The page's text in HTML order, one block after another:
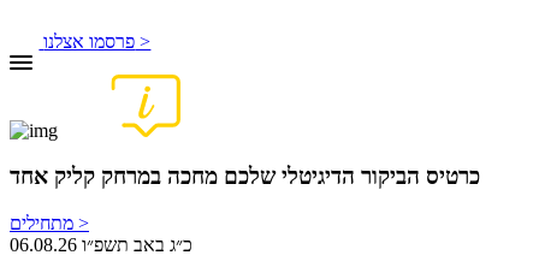
פרסמו אצלנו >
כרטיס הביקור הדיגיטלי שלכם מחכה במרחק קליק אחד
מתחילים >
06.08.26 כ״ג באב תשפ״ו